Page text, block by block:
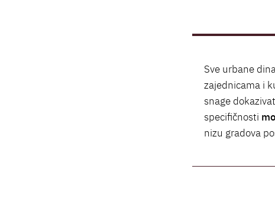
Sve urbane
zajednicama i
snage
specifičnosti
nizu gradova